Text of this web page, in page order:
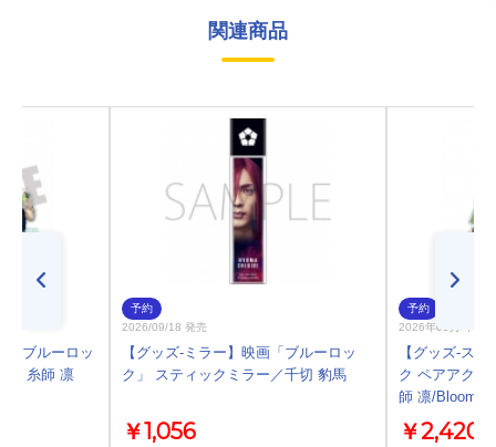
関連商品
】ブルーロッ
ド 糸師 凛
予約
2026/09/18 発売
【グッズ-ミラー】映画「ブルーロッ
ク」 スティックミラー／千切 豹馬
￥1,056
予約
2026年09月 中 発
【グッズ-ス
ク ペアアクリ
師 凛/
￥2,420